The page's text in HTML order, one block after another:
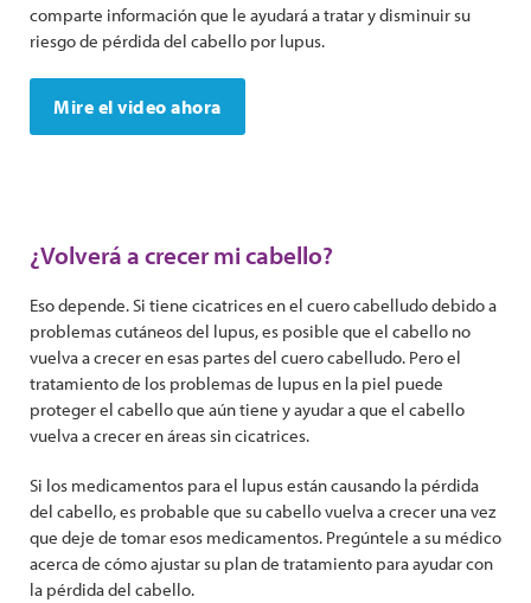
comparte información que le ayudará a tratar y disminuir su
riesgo de pérdida del cabello por lupus.
Mire el video ahora
¿Volverá a crecer mi cabello?
Eso depende. Si tiene cicatrices en el cuero cabelludo debido a
problemas cutáneos del lupus, es posible que el cabello no
vuelva a crecer en esas partes del cuero cabelludo. Pero el
tratamiento de los problemas de lupus en la piel puede
proteger el cabello que aún tiene y ayudar a que el cabello
vuelva a crecer en áreas sin cicatrices.
Si los medicamentos para el lupus están causando la pérdida
del cabello, es probable que su cabello vuelva a crecer una vez
que deje de tomar esos medicamentos. Pregúntele a su médico
acerca de cómo ajustar su plan de tratamiento para ayudar con
la pérdida del cabello.